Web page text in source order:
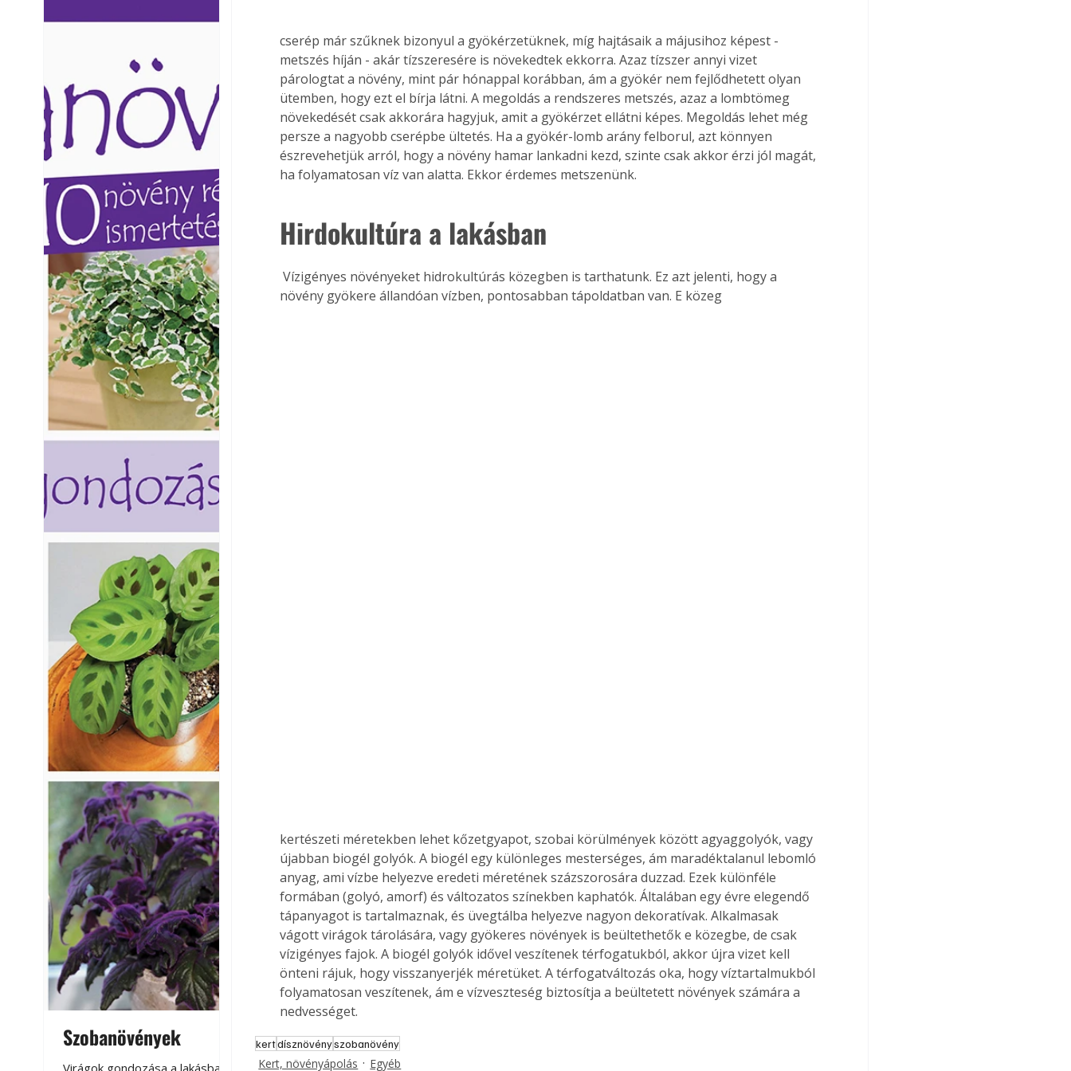
Laptapir kényelmes megoldás,
Szobanövények
Virágoskert: kertben,
teraszon, lakásban
cserép már szűknek bizonyul a gyökérzetüknek, míg hajtásaik a májusihoz képest -
metszés híján - akár tízszeresére is növekedtek ekkorra. Azaz tízszer annyi vizet
párologtat a növény, mint pár hónappal korábban, ám a gyökér nem fejlődhetett olyan
ütemben, hogy ezt el bírja látni. A megoldás a rendszeres metszés, azaz a lombtömeg
növekedését csak akkorára hagyjuk, amit a gyökérzet ellátni képes. Megoldás lehet még
persze a nagyobb cserépbe ültetés. Ha a gyökér-lomb arány felborul, azt könnyen
észrevehetjük arról, hogy a növény hamar lankadni kezd, szinte csak akkor érzi jól magát,
ha folyamatosan víz van alatta. Ekkor érdemes metszenünk.
Hirdokultúra a lakásban
Vízigényes növényeket hidrokultúrás közegben is tarthatunk. Ez azt jelenti, hogy a
növény gyökere állandóan vízben, pontosabban tápoldatban van. E közeg
kertészeti méretekben lehet kőzetgyapot, szobai körülmények között agyaggolyók, vagy
újabban biogél golyók. A biogél egy különleges mesterséges, ám maradéktalanul lebomló
anyag, ami vízbe helyezve eredeti méretének százszorosára duzzad. Ezek különféle
formában (golyó, amorf) és változatos színekben kaphatók. Általában egy évre elegendő
tápanyagot is tartalmaznak, és üvegtálba helyezve nagyon dekoratívak. Alkalmasak
vágott virágok tárolására, vagy gyökeres növények is beültethetők e közegbe, de csak
vízigényes fajok. A biogél golyók idővel veszítenek térfogatukból, akkor újra vizet kell
önteni rájuk, hogy visszanyerjék méretüket. A térfogatváltozás oka, hogy víztartalmukból
folyamatosan veszítenek, ám e vízveszteség biztosítja a beültetett növények számára a
nedvességet.
kertdísznövényszobanövény
Kert, növényápolás Egyéb